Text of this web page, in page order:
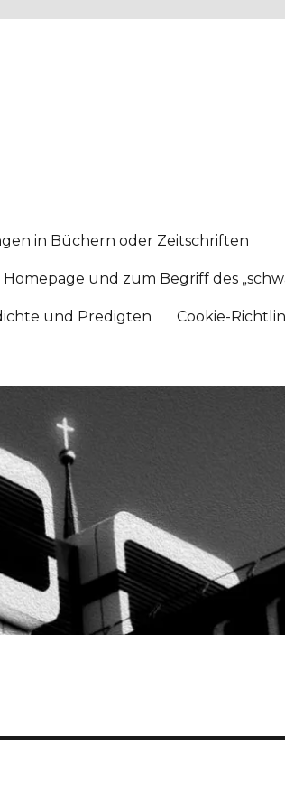
in Büchern oder Zeitschriften
und zum Begriff des
und Predigten Cookie-